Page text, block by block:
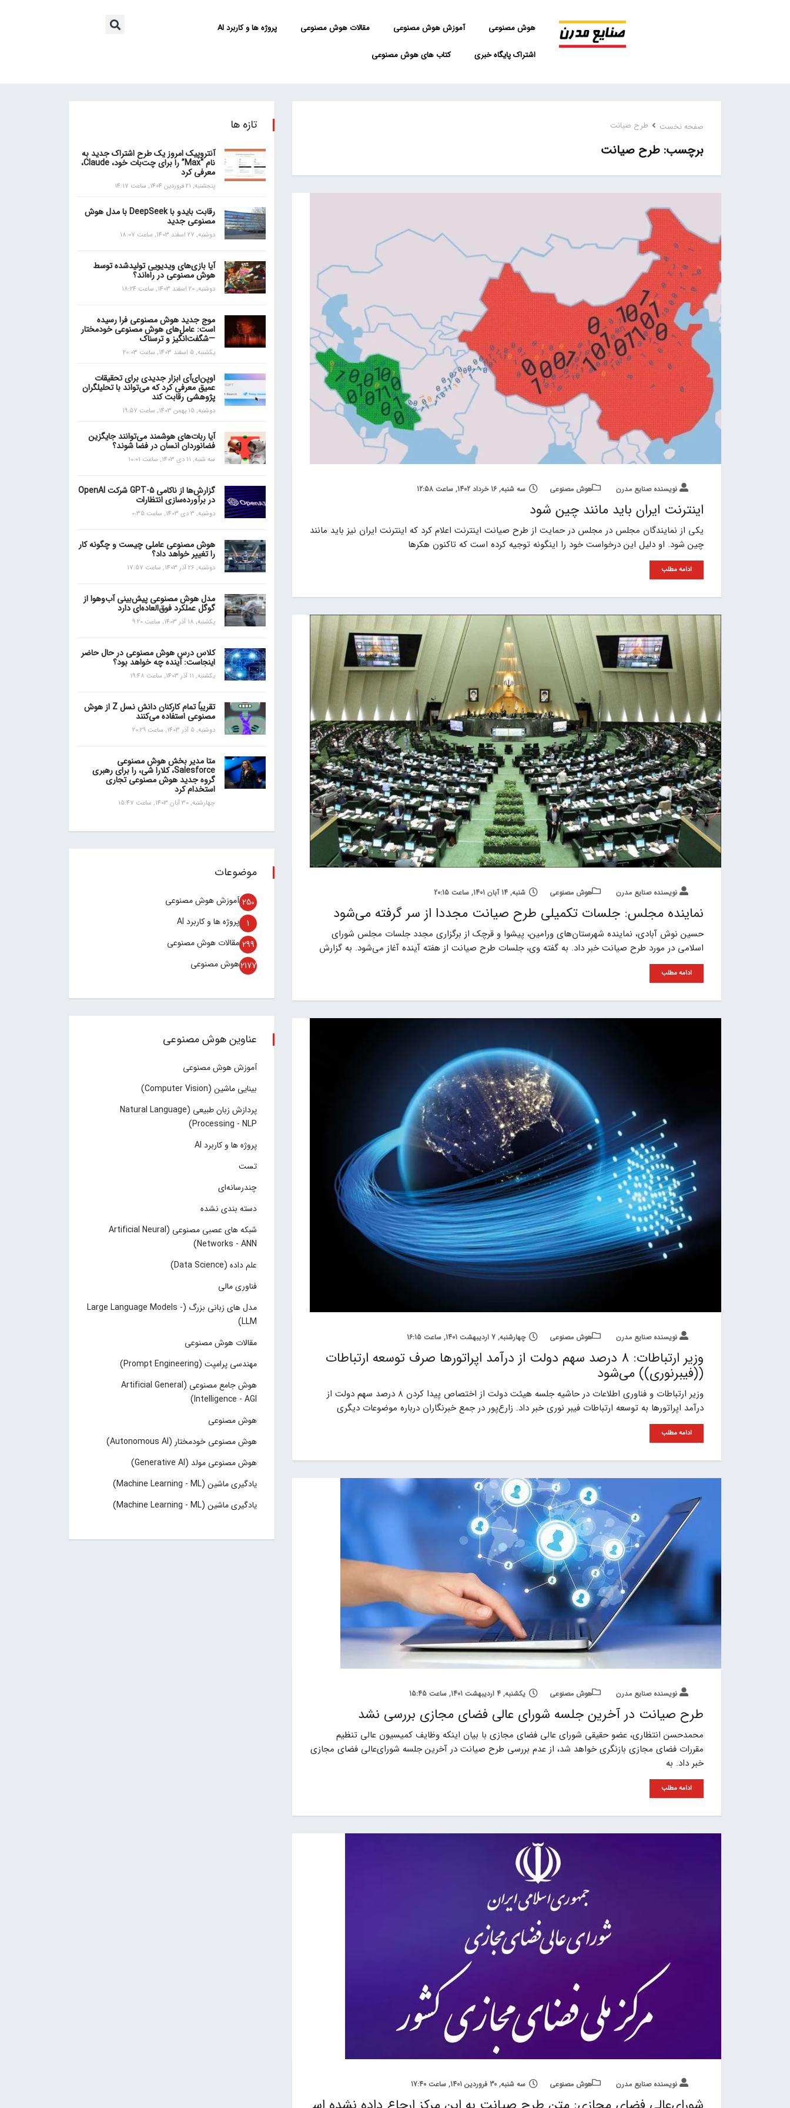
هوش مصنوعی آموزش هوش مصنوعی مقالات هوش مصنوعی پروژه ها و کاربرد AI
اشتراک پایگاه خبری کتاب های هوش مصنوعی
صفحه نخست طرح صیانت
طرح صیانت
نویسنده صنایع مدرن هوش مصنوعی سه شنبه, 16 خرداد 1402, ساعت 12:58
اینترنت ایران باید مانند چین شود
یکی از نمایندگان مجلس در مجلس در حمایت از طرح صیانت اینترنت اعلام کرد که اینترنت ایران نیز باید مانند
چین شود. او دلیل این درخواست خود را اینگونه توجیه کرده است که تاکنون هکرها
ادامه مطلب
نویسنده صنایع مدرن هوش مصنوعی شنبه, 14 آبان 1401, ساعت 20:15
نماینده مجلس: جلسات تکمیلی طرح صیانت مجددا از سر گرفته می‌شود
حسین نوش آبادی، نماینده شهرستان‌های ورامین، پیشوا و قرچک از برگزاری مجدد جلسات مجلس شورای
اسلامی در مورد طرح صیانت خبر داد. به گفته وی، جلسات طرح صیانت از هفته آینده آغاز می‌شود. به گزارش
ادامه مطلب
نویسنده صنایع مدرن هوش مصنوعی چهارشنبه, 7 اردیبهشت 1401, ساعت 16:15
وزیر ارتباطات: 8 درصد سهم دولت از درآمد اپراتورها صرف توسعه ارتباطات
((فیبرنوری)) می‌شود
وزیر ارتباطات و فناوری اطلاعات در حاشیه جلسه هیئت دولت از اختصاص پیدا کردن 8 درصد سهم دولت از
درآمد اپراتورها به توسعه ارتباطات فیبر نوری خبر داد. زارع‌پور در جمع خبرنگاران درباره موضوعات دیگری
ادامه مطلب
نویسنده صنایع مدرن هوش مصنوعی یکشنبه, 4 اردیبهشت 1401, ساعت 15:45
طرح صیانت در آخرین جلسه شورای عالی فضای مجازی بررسی نشد
محمدحسن انتظاری، عضو حقیقی شورای عالی فضای مجازی با بیان اینکه وظایف کمیسیون عالی تنظیم
مقررات فضای مجازی بازنگری خواهد شد، از عدم بررسی طرح صیانت در آخرین جلسه شورای‌عالی فضای مجازی
خبر داد. به
ادامه مطلب
نویسنده صنایع مدرن هوش مصنوعی سه شنبه, 30 فروردین 1401, ساعت 17:40
تازه ها
آنتروپیک امروز یک طرح اشتراک جدید به
نام “Max” را برای چت‌بات خود، Claude،
معرفی کرد
پنجشنبه, 21 فروردین 1404, ساعت 14:17
رقابت بایدو با DeepSeek با مدل هوش
مصنوعی جدید
دوشنبه, 27 اسفند 1403, ساعت 18:07
آیا بازی‌های ویدیویی تولیدشده توسط
هوش مصنوعی در راه‌اند؟
دوشنبه, 20 اسفند 1403, ساعت 18:24
موج جدید هوش مصنوعی فرا رسیده
است: عامل‌های هوش مصنوعی خودمختار
—شگفت‌انگیز و ترسناک
یکشنبه, 5 اسفند 1403, ساعت 20:03
اوپن‌ای‌آی ابزار جدیدی برای تحقیقات
عمیق معرفی کرد که می‌تواند با تحلیلگران
پژوهشی رقابت کند
دوشنبه, 15 بهمن 1403, ساعت 19:57
آیا ربات‌های هوشمند می‌توانند جایگزین
فضانوردان انسان در فضا شوند؟
سه شنبه, 11 دی 1403, ساعت 10:01
گزارش‌ها از ناکامی GPT-5 شرکت OpenAI
در برآورده‌سازی انتظارات
دوشنبه, 3 دی 1403, ساعت 0:35
هوش مصنوعی عاملی چیست و چگونه کار
را تغییر خواهد داد؟
دوشنبه, 26 آذر 1403, ساعت 17:57
مدل هوش مصنوعی پیش‌بینی آب‌و‌هوا از
گوگل عملکرد فوق‌العاده‌ای دارد
یکشنبه, 18 آذر 1403, ساعت 9:20
کلاس درس هوش مصنوعی در حال حاضر
اینجاست: آینده چه خواهد بود؟
یکشنبه, 11 آذر 1403, ساعت 19:48
تقریباً تمام کارکنان دانش نسل Z از هوش
مصنوعی استفاده می‌کنند
دوشنبه, 5 آذر 1403, ساعت 20:29
متا مدیر بخش هوش مصنوعی
Salesforce، کلارا شی، را برای رهبری
گروه جدید هوش مصنوعی تجاری
استخدام کرد
چهارشنبه, 30 آبان 1403, ساعت 15:47
موضوعات
آموزش هوش مصنوعی 250
پروژه ها و کاربرد AI 1
مقالات هوش مصنوعی 299
هوش مصنوعی2177
عناوین هوش مصنوعی
آموزش هوش مصنوعی
بینایی ماشین (Computer Vision)
پردازش زبان طبیعی (Natural Language
Processing - NLP)
پروژه ها و کاربرد AI
تست
چند‌‌رسانه‌ای
دسته بندی نشده
شبکه های عصبی مصنوعی (Artificial Neural
Networks - ANN)
علم داده (Data Science)
فناوری مالی
مدل های زبانی بزرگ (Large Language Models -
LLM)
مقالات هوش مصنوعی
مهندسی پرامپت (Prompt Engineering)
هوش جامع مصنوعی (Artificial General
Intelligence - AGI)
هوش مصنوعی
هوش مصنوعی خودمختار (Autonomous AI)
هوش مصنوعی مولد (Generative AI)
یادگیری ماشین (Machine Learning - ML)
یادگیری ماشین (Machine Learning - ML)